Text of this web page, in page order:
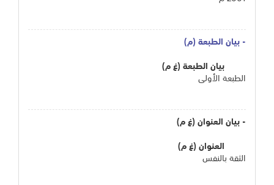
- بيان الطبعة (م)
بيان الطبعة (غ م)
الطبعة الأولى
- بيان العنوان (غ م)
العنوان (غ م)
الثقة بالنفس